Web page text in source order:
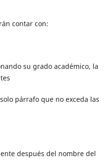
contar con:
su grado académico, la
párrafo que no exceda las
después del nombre del